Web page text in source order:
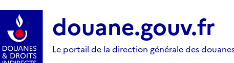
douane.gouv.fr
Le portail de la direction générale des